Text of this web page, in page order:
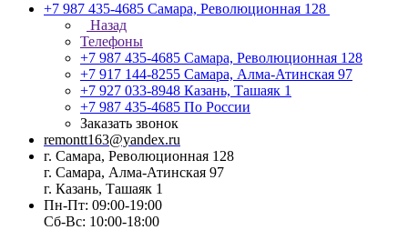
+7 987 435-4685 Самара, Революционная 128
Назад
Телефоны
+7 987 435-4685 Самара, Революционная 128
+7 917 144-8255 Самара, Алма-Атинская 97
+7 927 033-8948 Казань, Ташаяк 1
+7 987 435-4685 По России
Заказать звонок
remontt163@yandex.ru
г. Самара, Революционная 128
г. Самара, Алма-Атинская 97
г. Казань, Ташаяк 1
Пн-Пт: 09:00-19:00
Сб-Вс: 10:00-18:00